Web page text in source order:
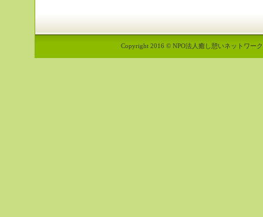
Copyright 2016 © NPO法人癒し憩いネットワー